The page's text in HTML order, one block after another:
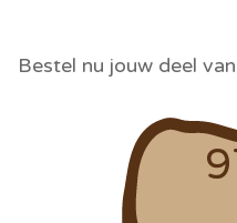
Bestel nu jouw deel